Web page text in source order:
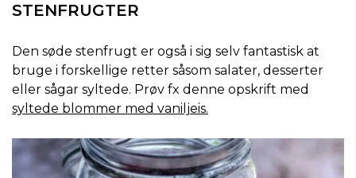
STENFRUGTER
Den søde stenfrugt er også i sig selv fantastisk at
bruge i forskellige retter såsom salater, desserter
eller sågar syltede. Prøv fx denne opskrift med
syltede blommer med vaniljeis.